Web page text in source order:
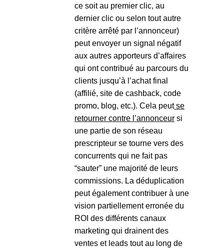
ce soit au premier clic, au
dernier clic ou selon tout autre
critère arrêté par l’annonceur)
peut envoyer un signal négatif
aux autres apporteurs d’affaires
qui ont contribué au parcours du
clients jusqu’à l’achat final
(affilié, site de cashback, code
promo, blog, etc.). Cela peutse
retourner contre l’annonceur si
une partie de son réseau
prescripteur se tourne vers des
concurrents qui ne fait pas
“sauter” une majorité de leurs
commissions. La déduplication
peut également contribuer à une
vision partiellement erronée du
ROI des différents canaux
marketing qui drainent des
ventes et leads tout au long de